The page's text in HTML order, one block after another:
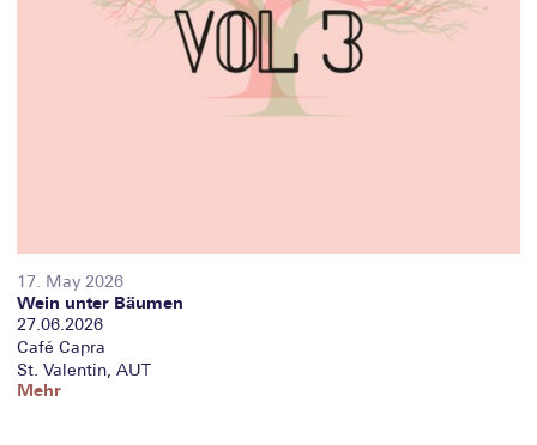
17. May 2026
Wein unter Bäumen
27.06.2026
Café Capra
St. Valentin, AUT
Mehr